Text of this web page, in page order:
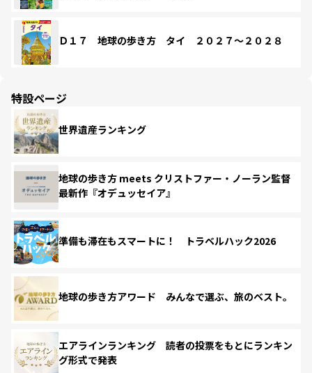
Ｄ１７ 地球の歩き方 タイ ２０２７～２０２８
特設ページ
世界遺産ランキング
地球の歩き方 meets クリストファー・ノーラン監督
最新作『オデュッセイア』
準備も滞在もスマートに！ トラベルハック2026
地球の歩き方アワード みんなで選ぶ、旅のベスト。
エアラインランキング 読者の投票をもとにランキン
グ形式で発表